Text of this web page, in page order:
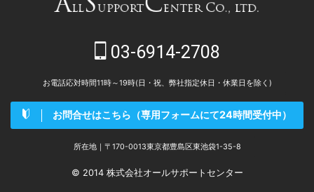
03-6914-2708
お電話応対時間11時～19時(日・祝、弊社指定休日・休業日を除く)
お問合せはこちら（専用フォームにて24時間受付中）
所在地｜〒170-0013東京都豊島区東池袋1-35-8
© 2014 株式会社オールサポートセンター